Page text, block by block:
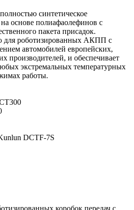
синтетическое
основе полиафаолефинов с
пакета присадок.
для роботизированных АКПП с
автомобилей европейских,
производителей, и обеспечивает
экстремальных температурных
работы.
DCTF-7S